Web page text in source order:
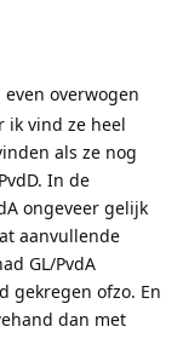
overwogen
ik vind ze heel
als ze nog
In de
ongeveer gelijk
aanvullende
GL/PvdA
gekregen ofzo. En
dan met